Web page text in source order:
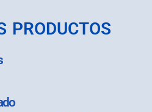
PRODUCTOS